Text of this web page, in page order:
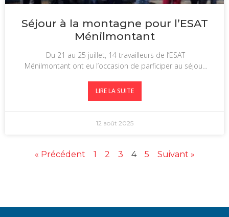
Séjour à la montagne pour l’ESAT
Ménilmontant
Du 21 au 25 juillet, 14 travailleurs de l’ESAT
Ménilmontant ont eu l’occasion de parficiper au séjour
LIRE LA SUITE
12 août 2025
« Précédent 1 2 3 4 5 Suivant »